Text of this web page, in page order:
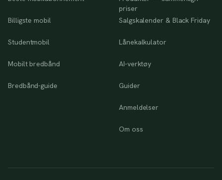
Billigste mobil
Studentmobil
Mobilt bredbånd
Bredbånd-guide
priser
Salgskalender & Black Friday
Lånekalkulator
AI-verktøy
Guider
Anmeldelser
Om oss